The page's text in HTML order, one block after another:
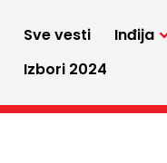
Sve vesti Inđija
Izbori 2024